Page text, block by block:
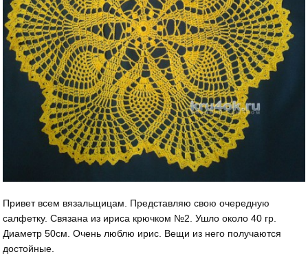
Привет всем вязальщицам. Представляю свою очередную
салфетку. Связана из ириса крючком №2. Ушло около 40 гр.
Диаметр 50см. Очень люблю ирис. Вещи из него получаются
достойные.